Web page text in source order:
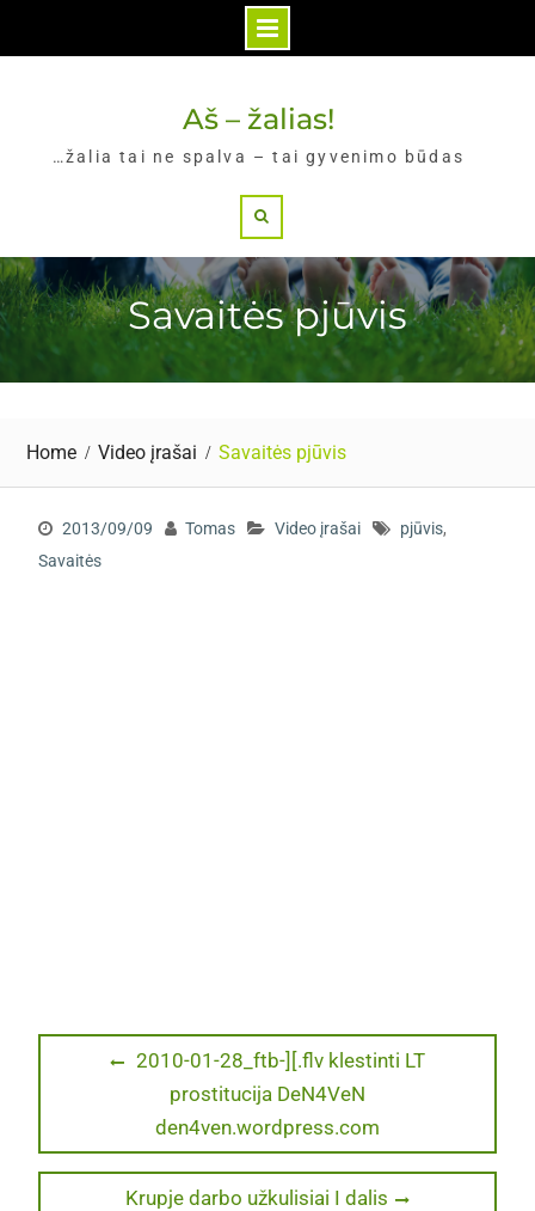
Aš – žalias!
…žalia tai ne spalva – tai gyvenimo būdas
Savaitės pjūvis
Home Video įrašai Savaitės pjūvis
2013/09/09 Tomas Video įrašai pjūvis,
Savaitės
Navigacija
įrašų
Previous
post:
2010-01-28_ftb-][.flv klestinti LT
prostitucija DeN4VeN
den4ven.wordpress.com
Next
Krupje darbo užkulisiai I dalis